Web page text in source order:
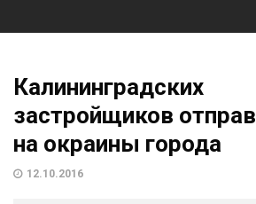
Калининградских
застройщиков
на окраины города
12.10.2016